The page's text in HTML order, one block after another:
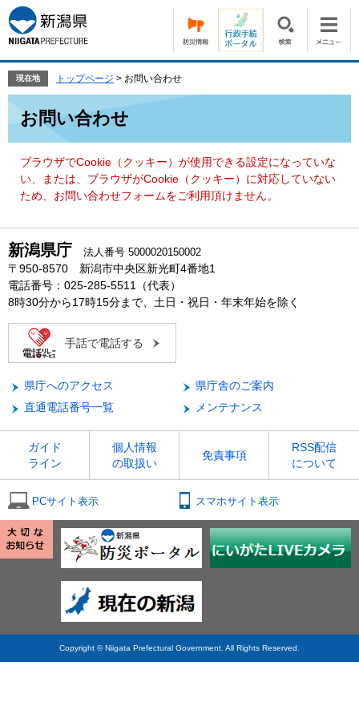
ー
ジ
の
頭
す。
ニ
ュ
ー
飛
て
現在地 トップページ > お問い合わせ
お問い合わせ
ブラウザでCookie（クッキー）が使用できる設定になっていな
い、または、ブラウザがCookie（クッキー）に対応していない
ため、お問い合わせフォームをご利用頂けません。
新潟県庁 法人番号 5000020150002
〒950-8570 新潟市中央区新光町4番地1
電話番号：025-285-5511（代表）
8時30分から17時15分まで、土日・祝日・年末年始を除く
手話で電話する
県庁へのアクセス
県庁舎のご案内
直通電話番号一覧
メンテナンス
ガイド
ライン
個人情報
の取扱い
免責事項
RSS配信
について
PCサイト表示 スマホサイト表示
Copyright © Niigata Prefectural Government. All Rights Reserved.